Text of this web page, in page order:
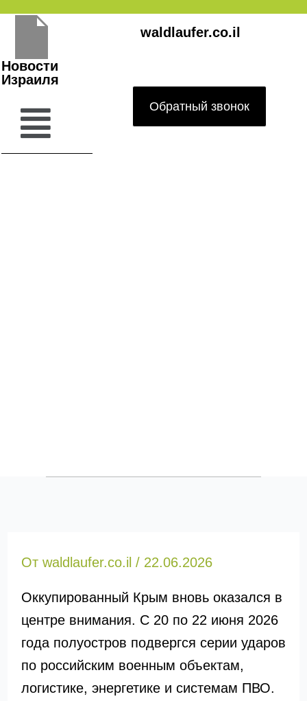
Перейти
содержимому
waldlaufer.co.il
Новости
Израиля
Обратный звонок
От waldlaufer.co.il / 22.06.2026
Оккупированный Крым вновь оказался в
центре внимания. С 20 по 22 июня 2026
года полуостров подвергся серии ударов
по российским военным объектам,
логистике, энергетике и системам ПВО.